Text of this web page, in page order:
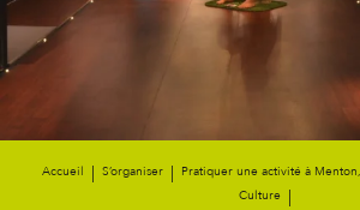
Accueil S’organiser
Pratiquer une activité à
Culture